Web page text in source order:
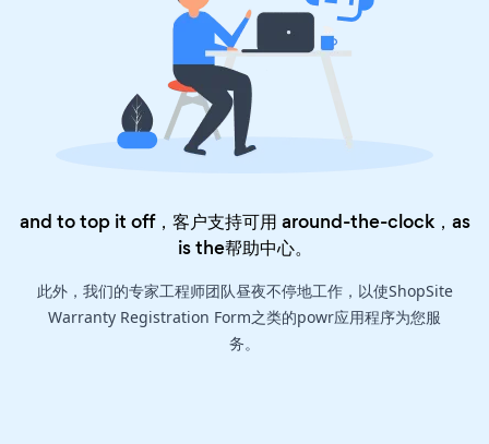
and to top it off，客户支持可用 around-the-clock，as
is the帮助中心。
此外，我们的专家工程师团队昼夜不停地工作，以使ShopSite
Warranty Registration Form之类的powr应用程序为您服
务。